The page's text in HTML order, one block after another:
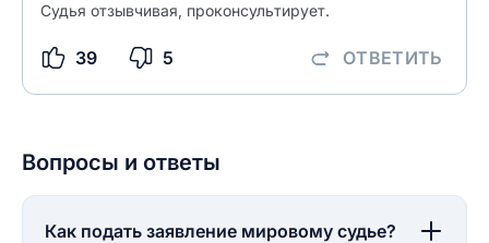
Судья отзывчивая, проконсультирует.
39 5 ОТВЕТИТЬ
Вопросы и ответы
Как подать заявление мировому судье?